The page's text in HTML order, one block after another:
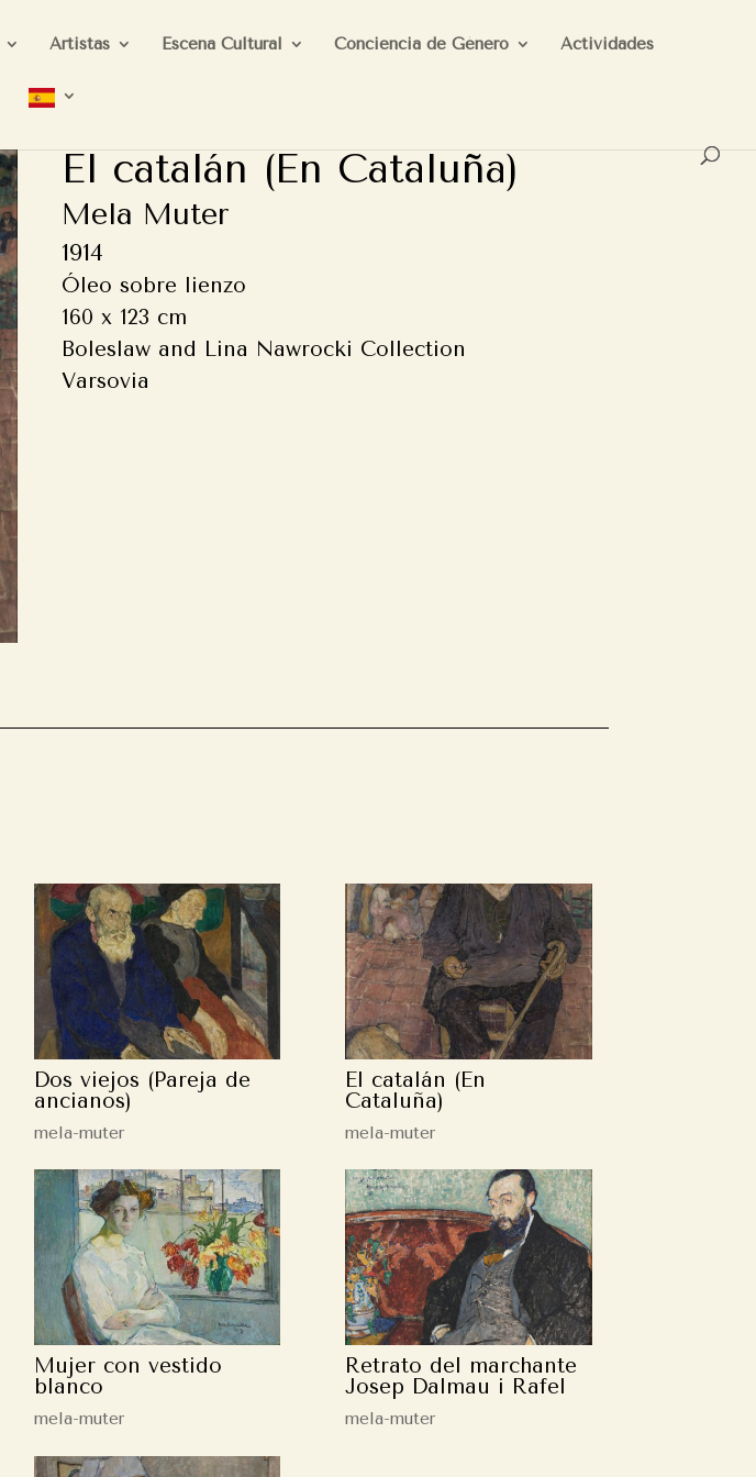
Artistas Escena Cultural Conciencia de Género Actividades
El catalán (En Cataluña)
Mela Muter
1914
Óleo sobre lienzo
160 x 123 cm
Boleslaw and Lina Nawrocki Collection
Varsovia
Dos viejos (Pareja de
ancianos)
mela-muter
El catalán (En
Cataluña)
mela-muter
Mujer con vestido
blanco
mela-muter
Retrato del marchante
Josep Dalmau i Rafel
mela-muter